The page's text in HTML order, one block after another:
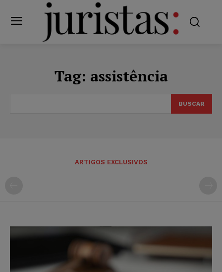
Tag: assistência
BUSCAR
ARTIGOS EXCLUSIVOS